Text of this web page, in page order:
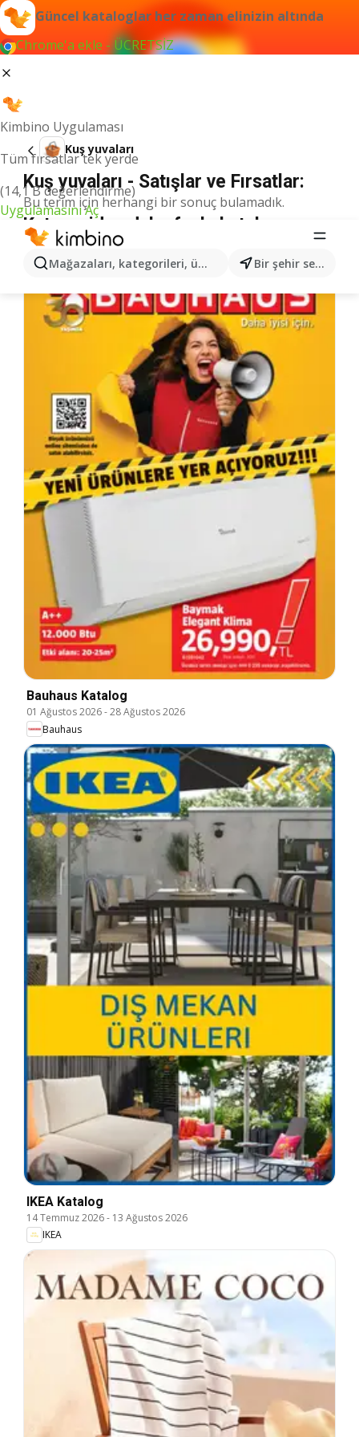
Güncel kataloglar her zaman elinizin altında
Chrome'a ekle - ÜCRETSİZ
Kimbino Uygulaması
Tüm fırsatlar tek yerde
(14,1 B değerlendirme)
Uygulamasını Aç
Mağazaları, kategorileri, ürünleri arayın... Bir şehir seçin
Kuş yuvaları
Kuş yuvaları - Satışlar ve Fırsatlar:
Bu terim için herhangi bir sonuç bulamadık.
Kategoriden daha fazla katalog
Bauhaus Katalog
01 Ağustos 2026-28 Ağustos 2026
Bauhaus
IKEA Katalog
14 Temmuz 2026- 13 Ağustos 2026
IKEA